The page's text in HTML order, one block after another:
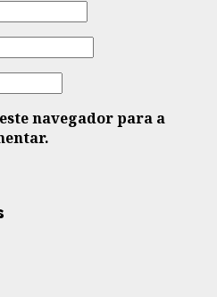
navegador para a